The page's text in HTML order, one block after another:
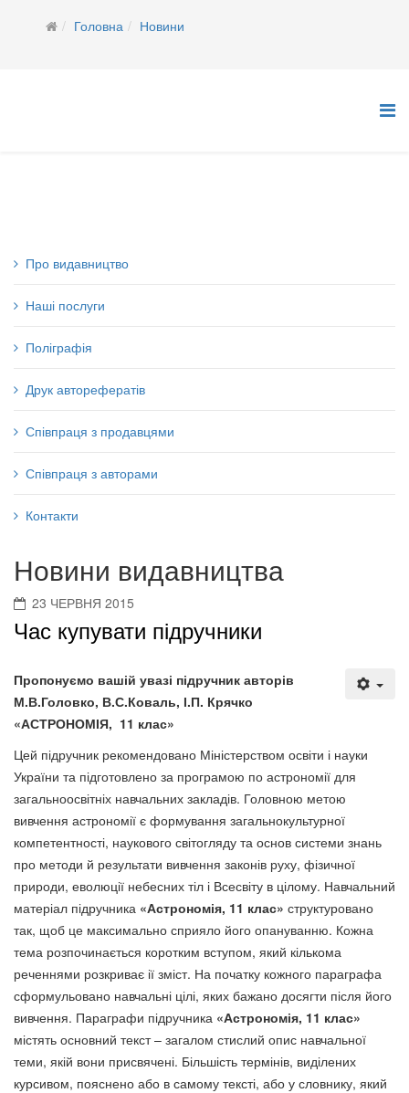
Головна Новини
Про видавництво
Наші послуги
Поліграфія
Друк авторефератів
Співпраця з продавцями
Співпраця з авторами
Контакти
Новини видавництва
23 ЧЕРВНЯ 2015
Час купувати підручники
Пропонуємо вашій увазі підручник авторів
М.В.Головко, В.С.Коваль, І.П. Крячко
«АСТРОНОМІЯ, 11 клас»
Цей підручник рекомендовано Міністерством освіти і науки
України та підготовлено за програмою по астрономії для
загальноосвітніх навчальних закладів. Головною метою
вивчення астрономії є формування загальнокультурної
компетентності, наукового світогляду та основ системи знань
про методи й результати вивчення законів руху, фізичної
природи, еволюції небесних тіл і Всесвіту в цілому. Навчальний
матеріал підручника «Астрономія, 11 клас» структуровано
так, щоб це максимально сприяло його опануванню. Кожна
тема розпочинається коротким вступом, який кількома
реченнями розкриває ії зміст. На початку кожного параграфа
сформульовано навчальні цілі, яких бажано досягти після його
вивчення. Параграфи підручника «Астрономія, 11 клас»
містять основний текст – загалом стислий опис навчальної
теми, якій вони присвячені. Більшість термінів, виділених
курсивом, пояснено або в самому тексті, або у словнику, який